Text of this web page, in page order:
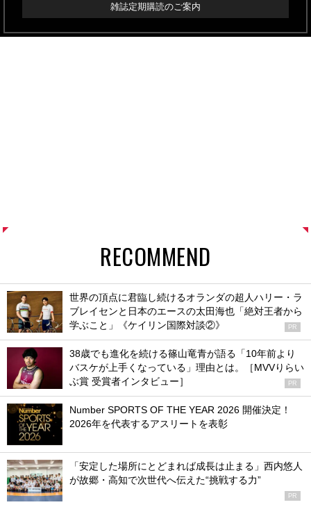
雑誌定期購読のご案内
RECOMMEND
世界の頂点に君臨し続けるオランダの超人ハリー・ラ
ブレイセンと日本のエースの太田海也「絶対王者から
学ぶこと」《ケイリン国際対談②》
PR
38歳でも進化を続ける篠山竜青が語る「10年前より
バスケが上手くなっている」理由とは。［MVVりらい
ぶ賞 受賞者インタビュー］
PR
Number SPORTS OF THE YEAR 2026 開催決定！
2026年を代表するアスリートを表彰
「安定した場所にとどまれば成長は止まる」西内悠人
が故郷・高知で次世代へ伝えた“挑戦する力”
PR